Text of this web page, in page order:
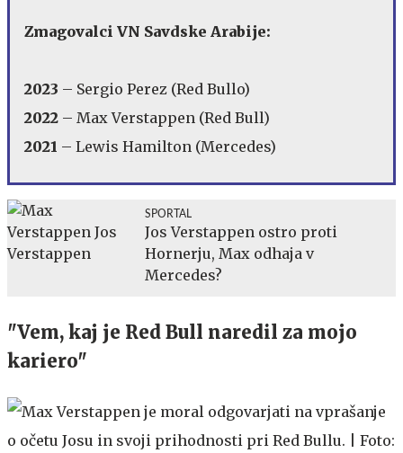
Zmagovalci VN Savdske Arabije:
2023 – Sergio Perez (Red Bullo)
2022 – Max Verstappen (Red Bull)
2021 – Lewis Hamilton (Mercedes)
SPORTAL
Jos Verstappen ostro proti
Hornerju, Max odhaja v
Mercedes?
"Vem, kaj je Red Bull naredil za mojo
kariero"